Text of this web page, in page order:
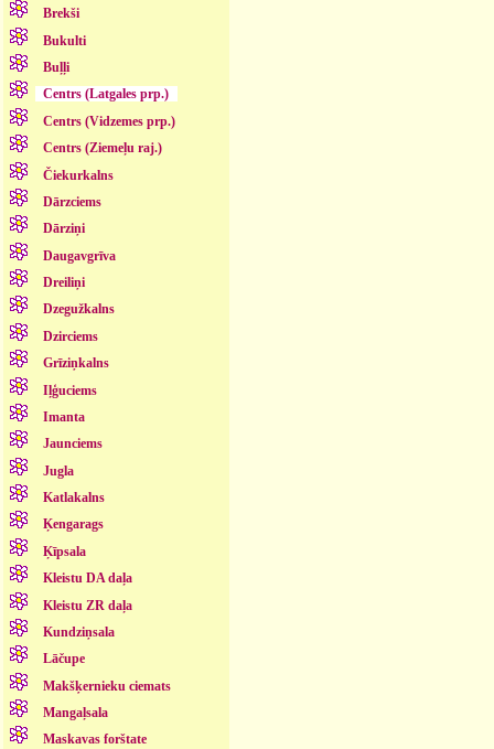
Brekši
Bukulti
Buļļi
Centrs (Latgales prp.)
Centrs (Vidzemes prp.)
Centrs (Ziemeļu raj.)
Čiekurkalns
Dārzciems
Dārziņi
Daugavgrīva
Dreiliņi
Dzegužkalns
Dzirciems
Grīziņkalns
Iļģuciems
Imanta
Jaunciems
Jugla
Katlakalns
Ķengarags
Ķīpsala
Kleistu DA daļa
Kleistu ZR daļa
Kundziņsala
Lāčupe
Makšķernieku ciemats
Mangaļsala
Maskavas forštate